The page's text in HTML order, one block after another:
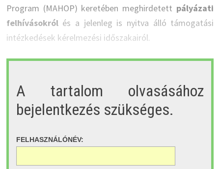
Program (MAHOP) keretében meghirdetett pályázati
felhívásokrólés a jelenleg is nyitva álló támogatási
intézkedések kérelmezési időszakairól.
A tartalom olvasásához
bejelentkezés szükséges.
FELHASZNÁLÓNÉV: